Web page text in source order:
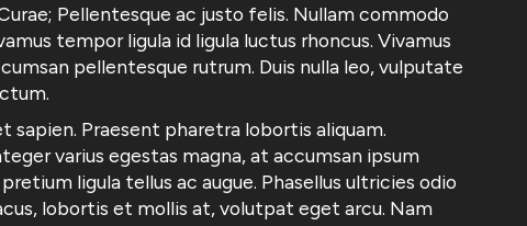
Pellentesque ac justo felis. Nullam commodo
tempor ligula id ligula luctus rhoncus. Vivamus
pellentesque rutrum. Duis nulla leo, vulputate
sapien. Praesent pharetra lobortis aliquam.
varius egestas magna, at accumsan ipsum
ligula tellus ac augue. Phasellus ultricies odio
lobortis et mollis at, volutpat eget arcu. Nam